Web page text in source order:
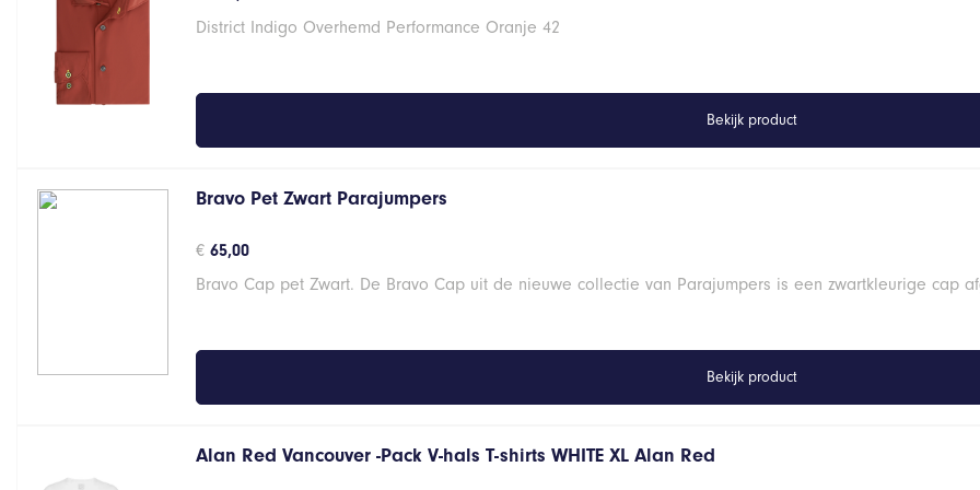
District Indigo Overhemd Performance Oranje 42
Bekijk product
Bravo Pet Zwart Parajumpers
€ 65,00
Bravo Cap pet Zwart. De Bravo Cap uit de nieuwe collectie van Parajumpers is een zwartkleurige cap
Bekijk product
Alan Red Vancouver -Pack V-hals T-shirts WHITE XL Alan Red